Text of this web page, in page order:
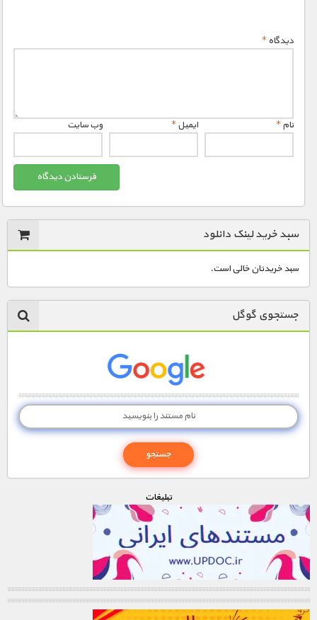
دیدگاه*
نام* ایمیل* وب‌ سایت
سبد خرید لینک دانلود
سبد خریدتان خالی است.
جستجوی گوگل
تبليغات